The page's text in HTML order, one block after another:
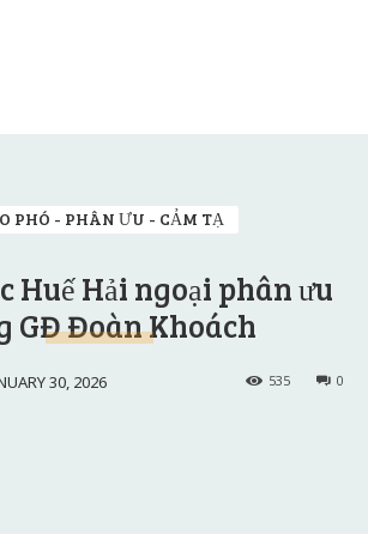
PHÓ - PHÂN ƯU - CẢM TẠ
Huế Hải ngoại phân ưu
GĐ Đoàn Khoách
30, 2026 0
535